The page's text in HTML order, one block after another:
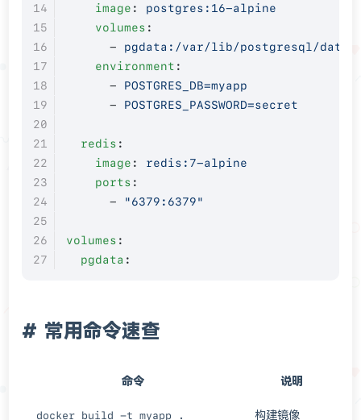
    image
: postgres:16-alpine
    volumes
:
      -
pgdata:/var/lib/postgresql/data
    environment
:
      -
POSTGRES_DB=myapp
      -
POSTGRES_PASSWORD=secret
  redis
:
    image
: redis:7-alpine
    ports
:
      -
"6379:6379"
volumes :
  pgdata
:
常用命令速查
命令 说明
docker build -t myapp . 构建镜像